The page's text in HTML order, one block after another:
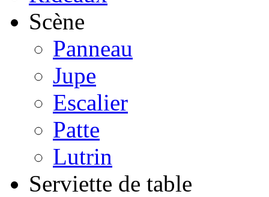
Scène
Panneau
Jupe
Escalier
Patte
Lutrin
Serviette de table